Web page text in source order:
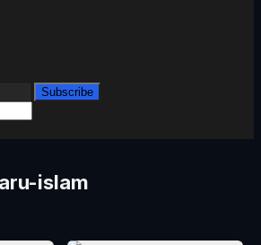
Subscribe
islam